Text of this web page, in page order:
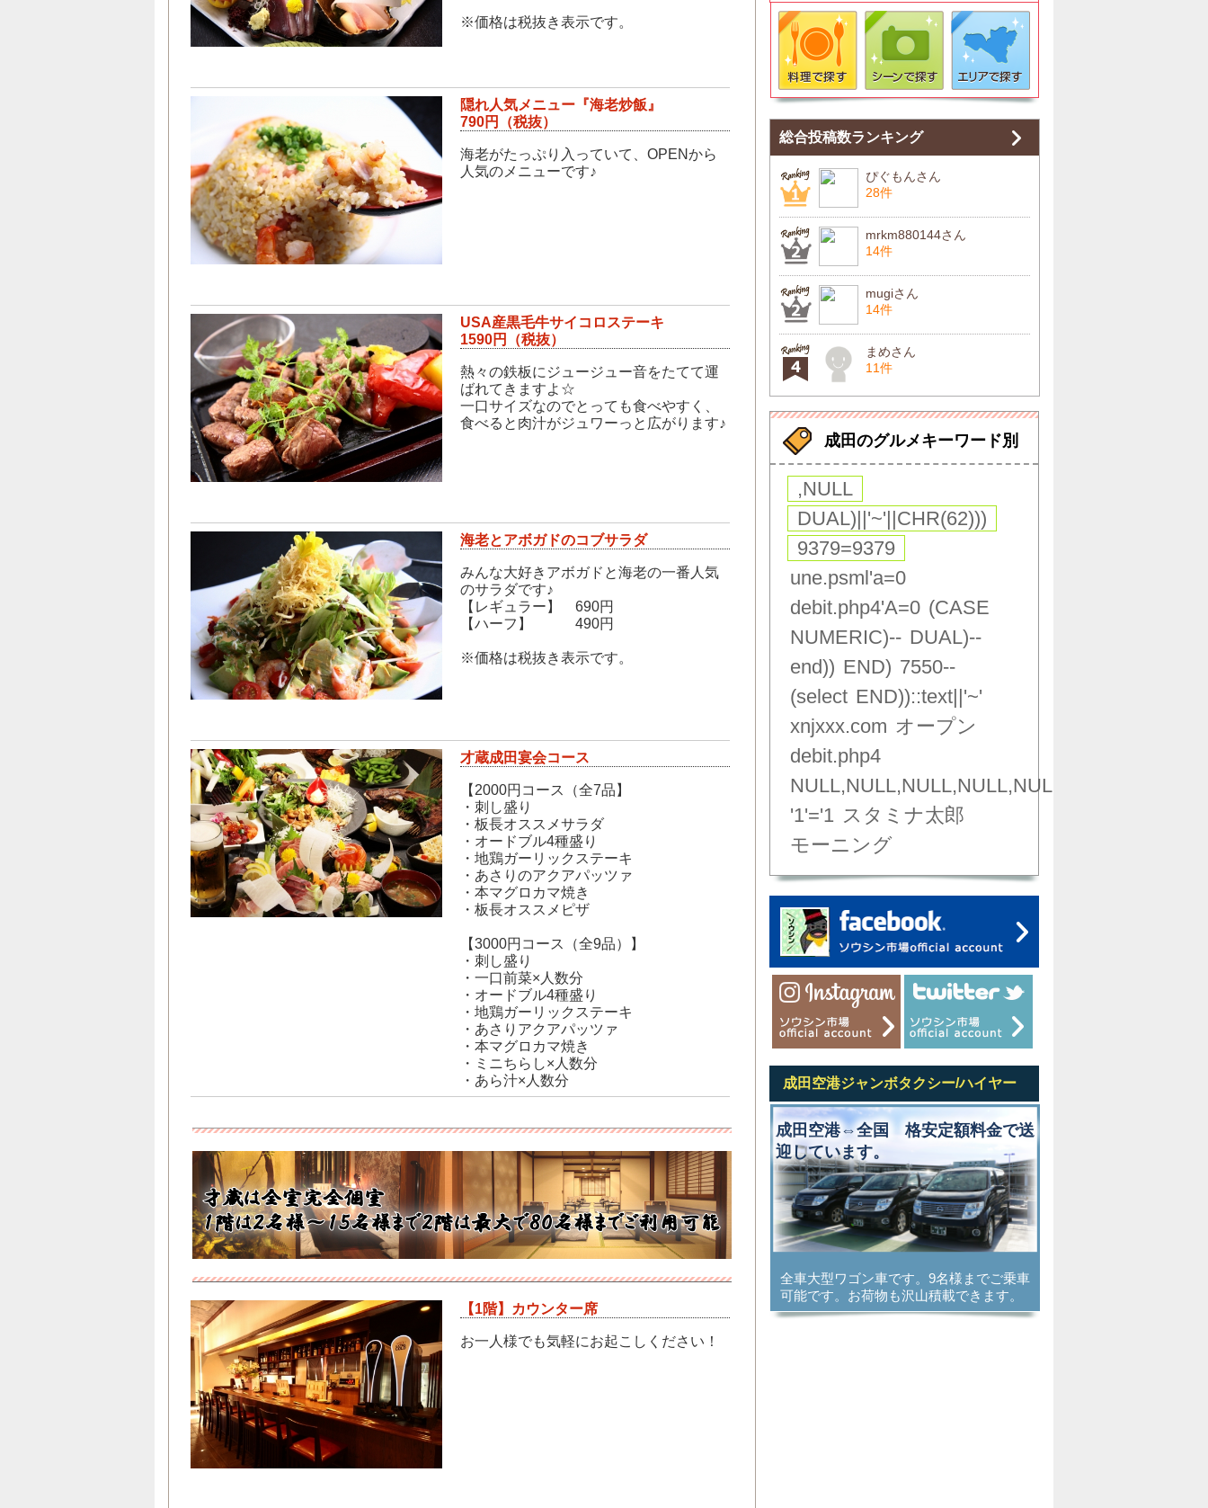
※価格は税抜き表示です。
隠れ人気メニュー『海老炒飯』
790円（税抜）
海老がたっぷり入っていて、OPENから
人気のメニューです♪
USA産黒毛牛サイコロステーキ
1590円（税抜）
熱々の鉄板にジュージュー音をたてて運
ばれてきますよ☆
一口サイズなのでとっても食べやすく、
食べると肉汁がジュワーっと広がります♪
海老とアボガドのコブサラダ
みんな大好きアボガドと海老の一番人気
のサラダです♪
【レギュラー】 690円
【ハーフ】 490円
※価格は税抜き表示です。
才蔵成田宴会コース
【2000円コース（全7品】
・刺し盛り
・板長オススメサラダ
・オードブル4種盛り
・地鶏ガーリックステーキ
・あさりのアクアパッツァ
・本マグロカマ焼き
・板長オススメピザ
【3000円コース（全9品）】
・刺し盛り
・一口前菜×人数分
・オードブル4種盛り
・地鶏ガーリックステーキ
・あさりアクアパッツァ
・本マグロカマ焼き
・ミニちらし×人数分
・あら汁×人数分
【1階】カウンター席
お一人様でも気軽にお起こしください！
総合投稿数ランキング
ぴぐもんさん
28件
mrkm880144さん
14件
mugiさん
14件
まめさん
11件
成田のグルメキーワード別
,NULL
DUAL)||'~'||CHR(62)))
9379=9379
une.psml'a=0
debit.php4'A=0 (CASE
NUMERIC)-- DUAL)--
end)) END) 7550--
(select END))::text||'~'
xnjxxx.com オープン
debit.php4
'1'='1 スタミナ太郎
モーニング
成田空港ジャンボタクシー/ハイヤー
成田空港⇔全国 格安定額料金で送
迎しています。
全車大型ワゴン車です。9名様までご乗車
可能です。お荷物も沢山積載できます。